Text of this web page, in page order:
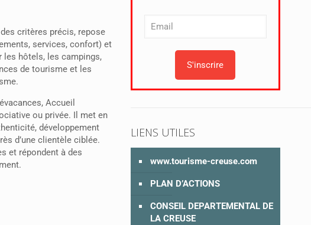
critères précis, repose
services, confort) et
les hôtels, les campings,
de tourisme et les
Accueil
ou privée. Il met en
développement
d’une clientèle ciblée.
et répondent à des
LIENS UTILES
www.tourisme-creuse.com
PLAN D’ACTIONS
CONSEIL DEPARTEMENTAL DE
LA CREUSE